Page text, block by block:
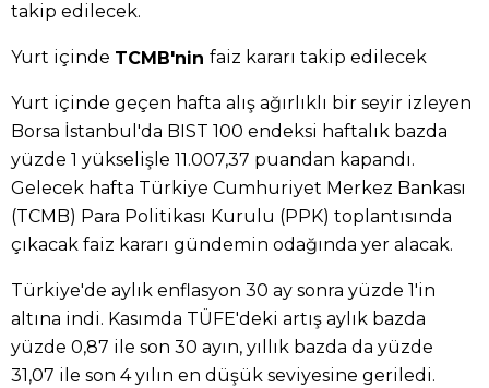
takip edilecek.
Yurt içinde TCMB'nin faiz kararı takip edilecek
Yurt içinde geçen hafta alış ağırlıklı bir seyir izleyen
Borsa İstanbul'da BIST 100 endeksi haftalık bazda
yüzde 1 yükselişle 11.007,37 puandan kapandı.
Gelecek hafta Türkiye Cumhuriyet Merkez Bankası
(TCMB) Para Politikası Kurulu (PPK) toplantısında
çıkacak faiz kararı gündemin odağında yer alacak.
Türkiye'de aylık enflasyon 30 ay sonra yüzde 1'in
altına indi. Kasımda TÜFE'deki artış aylık bazda
yüzde 0,87 ile son 30 ayın, yıllık bazda da yüzde
31,07 ile son 4 yılın en düşük seviyesine geriledi.